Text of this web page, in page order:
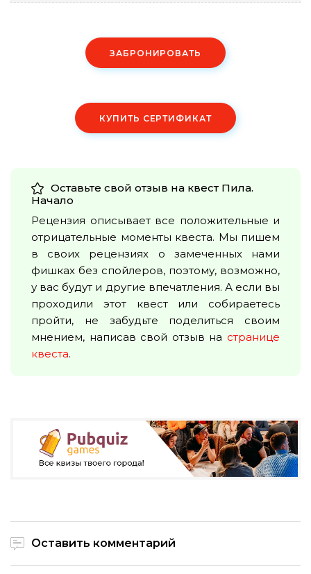
ЗАБРОНИРОВАТЬ
КУПИТЬ СЕРТИФИКАТ
Оставьте свой отзыв на квест Пила.
Начало
Рецензия описывает все положительные и
отрицательные моменты квеста. Мы пишем
в своих рецензиях о замеченных нами
фишках без спойлеров, поэтому, возможно,
у вас будут и другие впечатления. А если вы
проходили этот квест или собираетесь
пройти, не забудьте поделиться своим
мнением, написав свой отзыв на странице
квеста.
Оставить комментарий